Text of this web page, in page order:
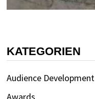
KATEGORIEN
Audience Development